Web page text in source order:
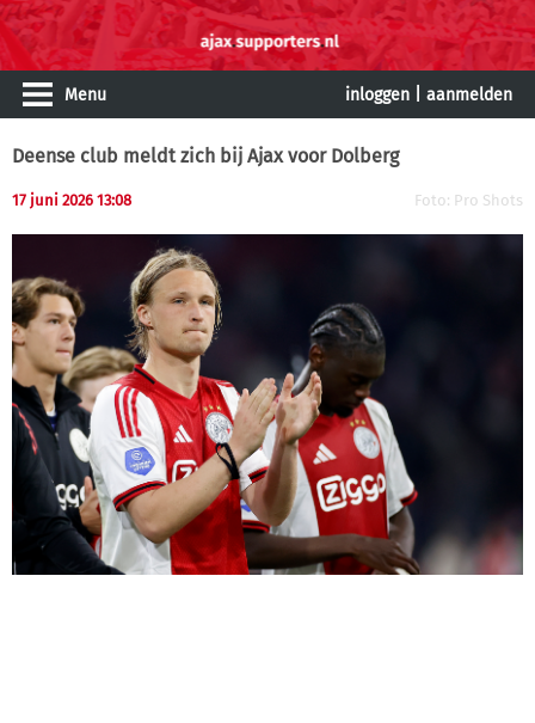
Menu inloggen aanmelden
Deense club meldt zich bij Ajax voor Dolberg
17 juni 2026 13:08 Foto: Pro Shots